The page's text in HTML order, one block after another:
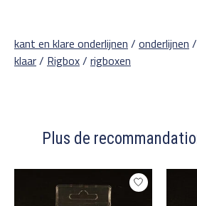
kant en klare onderlijnen / onderlijnen /
klaar/ Rigbox/ rigboxen
Plus de
Articles du carrousel de produits